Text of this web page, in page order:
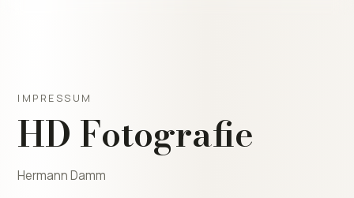
IMPRESSUM
HD Fotografie
Hermann Damm